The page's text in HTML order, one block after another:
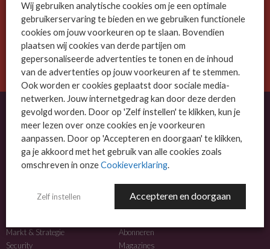
De ICT-wereld is snel. Mis niets.
Meld je nu aan voor de MSP Business nieuwsbrief.
AANMELDEN
OVER MSP BUSINESS
MSP Business is het kennisplatform voor IT-dienstverleners met MKB-focus.
NIEUWS
Markt & Strategie
Security
MEER INFO
Abonneren
Magazines
Wij gebruiken analytische cookies om je een optimale
gebruikerservaring te bieden en we gebruiken functionele
cookies om jouw voorkeuren op te slaan. Bovendien
plaatsen wij cookies van derde partijen om
gepersonaliseerde advertenties te tonen en de inhoud
van de advertenties op jouw voorkeuren af te stemmen.
Ook worden er cookies geplaatst door sociale media-
netwerken. Jouw internetgedrag kan door deze derden
gevolgd worden. Door op 'Zelf instellen' te klikken, kun je
meer lezen over onze cookies en je voorkeuren
aanpassen. Door op 'Accepteren en doorgaan' te klikken,
ga je akkoord met het gebruik van alle cookies zoals
omschreven in onzeCookieverklaring.
Zelf instellen Accepteren en doorgaan